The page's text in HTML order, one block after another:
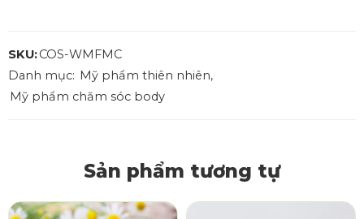
SKU:COS-WMFMC
Danh mục: Mỹ phẩm thiên nhiên,
Mỹ phẩm chăm sóc body
Sản phẩm tương tự